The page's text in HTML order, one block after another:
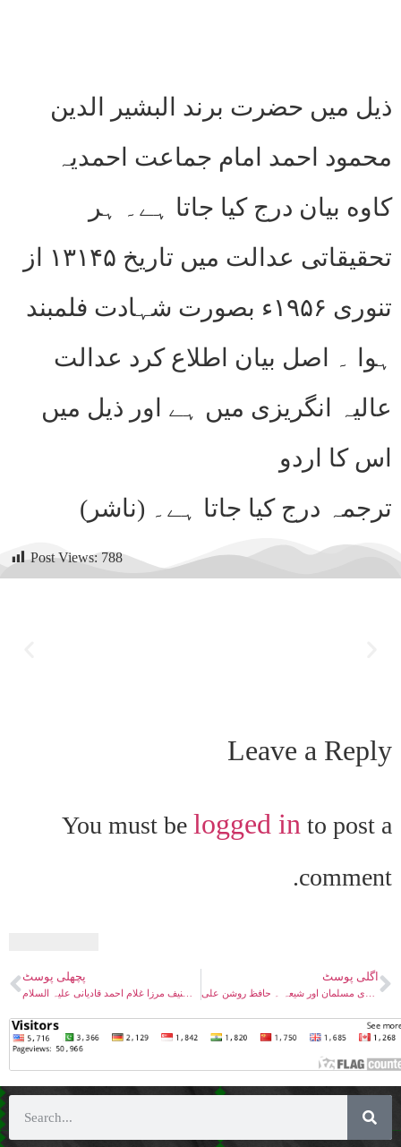
ذیل میں حضرت برند البشیر الدین
محمود احمد امام جماعت احمدیہ
کاوه بیان درج کیا جاتا ہے۔ ہر
تحقیقاتی عدالت میں تاریخ ۱۳۱۴۵ از
تنوری ۱۹۵۶ء بصورت شہادت فلمبند
ہوا ۔ اصل بیان اطلاع کرد عدالت
عالیہ انگریزی میں ہے اور ذیل میں
اس کا اردو
ترجمہ درج کیا جاتا ہے۔ (ناشر)
Post Views: 788
Leave a Reply
You must be logged in to post a
comment.
پچھلی پوسٹ اگلی پوسٹ